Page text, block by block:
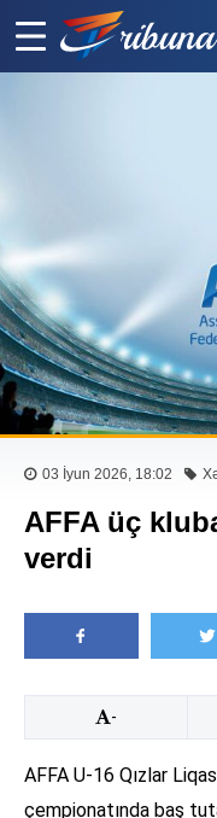
03 İyun 2026, 18:02
AFFA üç
verdi
-
AFFA U-16 Qızlar
çempionatında baş